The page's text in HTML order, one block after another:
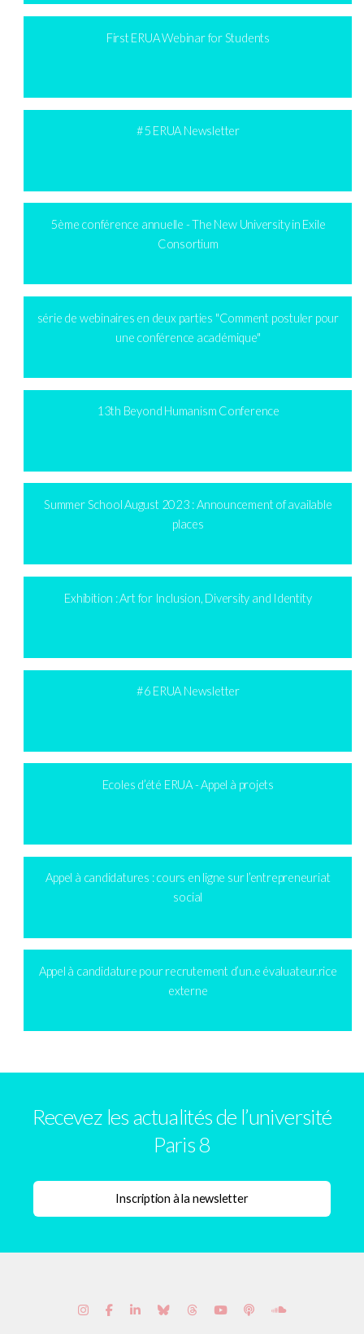
First ERUA Webinar for Students
#5 ERUA Newsletter
5ème conférence annuelle - The New University in Exile
Consortium
série de webinaires en deux parties "Comment postuler pour
une conférence académique"
13th Beyond Humanism Conference
Summer School August 2023 : Announcement of available
places
Exhibition : Art for Inclusion, Diversity and Identity
#6 ERUA Newsletter
Ecoles d’été ERUA - Appel à projets
Appel à candidatures : cours en ligne sur l’entrepreneuriat
social
Appel à candidature pour recrutement d’un.e évaluateur.rice
externe
Recevez les actualités de l’université
Paris 8